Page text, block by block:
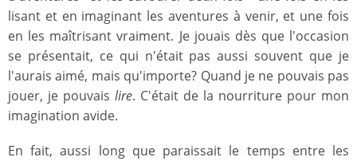
lisant et en imaginant les aventures à venir, et une fois
en les maîtrisant vraiment. Je jouais dès que l'occasion
se présentait, ce qui n'était pas aussi souvent que je
l'aurais aimé, mais qu'importe? Quand je ne pouvais pas
jouer, je pouvais lire. C'était de la nourriture pour mon
imagination avide.
En fait, aussi long que paraissait le temps entre les